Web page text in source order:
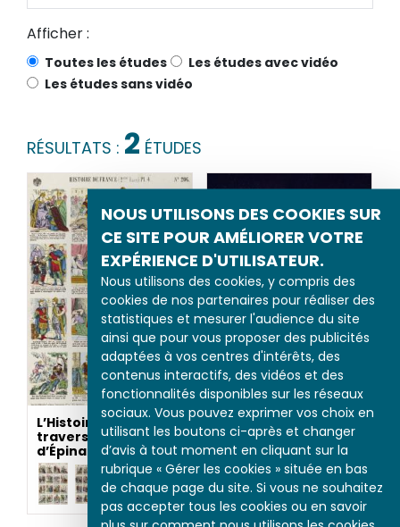
NOUS UTILISONS DES COOKIES SUR
CE SITE POUR AMÉLIORER VOTRE
EXPÉRIENCE D'UTILISATEUR.
Nous utilisons des cookies, y compris des
cookies de nos partenaires pour réaliser des
statistiques et mesurer l'audience du site
ainsi que pour vous proposer des publicités
adaptées à vos centres d'intérêts, des
contenus interactifs, des vidéos et des
fonctionnalités disponibles sur les réseaux
sociaux. Vous pouvez exprimer vos choix en
utilisant les boutons ci-après et changer
d’avis à tout moment en cliquant sur la
rubrique « Gérer les cookies » située en bas
de chaque page du site. Si vous ne souhaitez
pas accepter tous les cookies ou en savoir
Afficher :
Toutes les études
Les études avec vidéo
Les études sans vidéo
RÉSULTATS : 2 ÉTUDES
L’Histoire de France à
travers les images
d’Épinal
Jeanne d’Arc